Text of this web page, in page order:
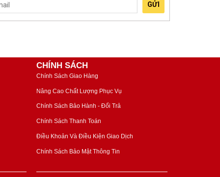
GỬI
CHÍNH SÁCH
Chính Sách Giao Hàng
Nâng Cao Chất Lượng Phục Vụ
Chính Sách Bảo Hành - Đổi Trả
Chính Sách Thanh Toán
Điều Khoản Và Điều Kiện Giao Dịch
Chính Sách Bảo Mật Thông Tin